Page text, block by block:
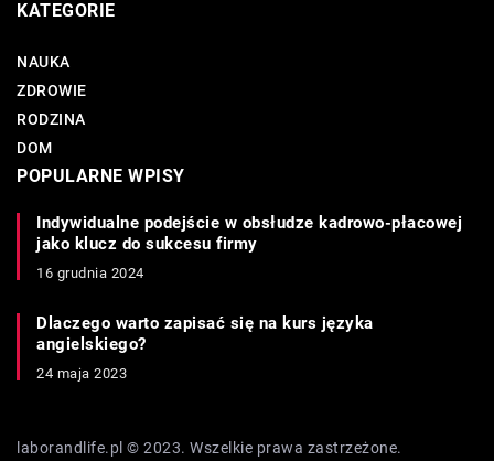
KATEGORIE
NAUKA
ZDROWIE
RODZINA
DOM
POPULARNE WPISY
Indywidualne podejście w obsłudze kadrowo-płacowej
jako klucz do sukcesu firmy
16 grudnia 2024
Dlaczego warto zapisać się na kurs języka
angielskiego?
24 maja 2023
laborandlife.pl © 2023. Wszelkie prawa zastrzeżone.